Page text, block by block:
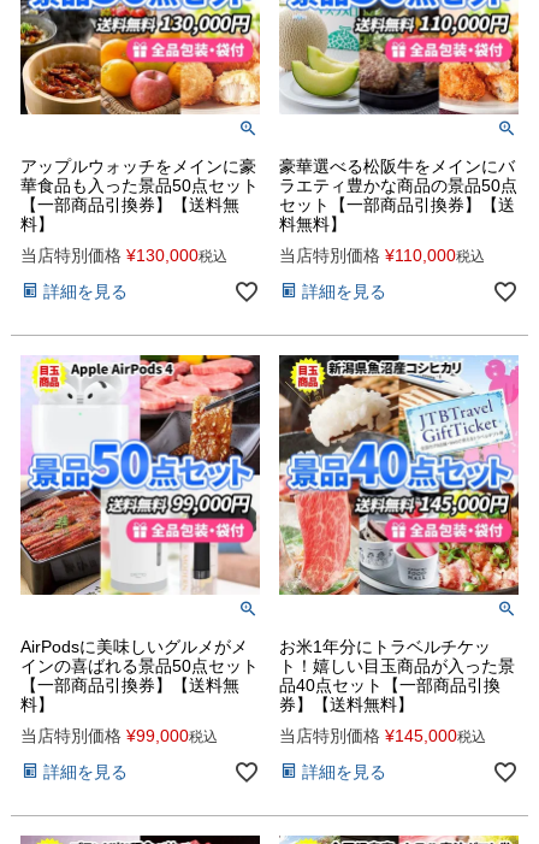
アップルウォッチをメインに豪
華食品も入った景品50点セット
【一部商品引換券】【送料無
料】
当店特別価格 ¥130,000税込
詳細を見る
豪華選べる松阪牛をメインにバ
ラエティ豊かな商品の景品50点
セット【一部商品引換券】【送
料無料】
当店特別価格 ¥110,000税込
詳細を見る
AirPodsに美味しいグルメがメ
インの喜ばれる景品50点セット
【一部商品引換券】【送料無
料】
当店特別価格 ¥99,000税込
詳細を見る
お米1年分にトラベルチケッ
ト！嬉しい目玉商品が入った景
品40点セット【一部商品引換
券】【送料無料】
当店特別価格 ¥145,000税込
詳細を見る